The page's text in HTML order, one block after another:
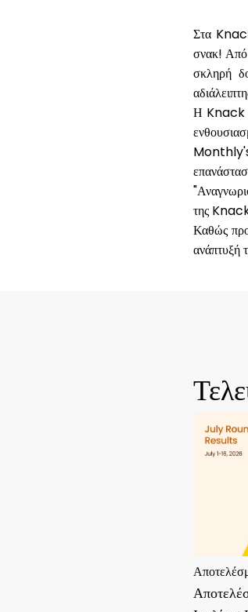
Στα
σνακ! Από
σκληρή
Η Knack
της
Καθώς
ανάπτυξή